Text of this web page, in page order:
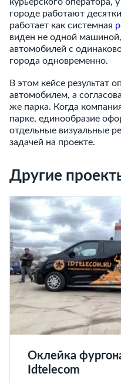
городе работают
работает как системная
виден не одной
автомобилей с
города одновременно.
В этом кейсе результат
автомобилем, а
же парка. Когда
парке, единообразие
отдельные визуальные
задачей на проекте.
Другие
Оклейка
Idtelecom